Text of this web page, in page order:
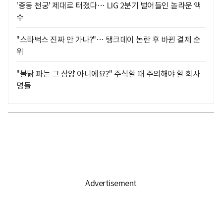
'중동 천궁' 제대로 터졌다… LIG 2분기 벌어들인 놀라운 액
수
"스타벅스 진짜 안 가나?"… 탱크데이 논란 후 바뀐 결제 순
위
"불닭 파는 그 삼양 아니에요?" 주식할 때 주의해야 할 회사
명들